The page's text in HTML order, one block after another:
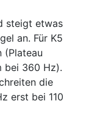
steigt etwas
an. Für K5
(Plateau
bei 360 Hz).
die
erst bei 110